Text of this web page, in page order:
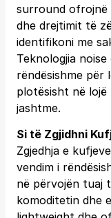
surround ofrojnë
dhe drejtimit të
identifikoni me
Teknologjia
rëndësishme
plotësisht në
jashtme.
Si të Zgjidhni
Zgjedhja e
vendim i
në përvojën tuaj
komoditetin dhe